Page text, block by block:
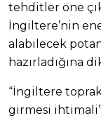
tehditler öne
İngiltere’nin
alabilecek
hazırladığına
“İngiltere
girmesi